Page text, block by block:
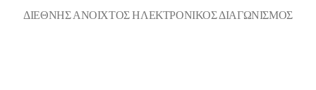
ΔΙΕΘΝΗΣ ΑΝΟΙΧΤΟΣ ΗΛΕΚΤΡΟΝΙΚΟΣ ΔΙΑΓΩΝΙΣΜΟΣ